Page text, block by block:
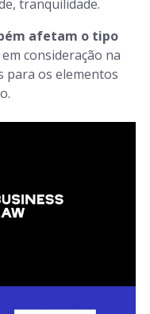
tranquilidade.
afetam o tipo
consideração na
para os elementos